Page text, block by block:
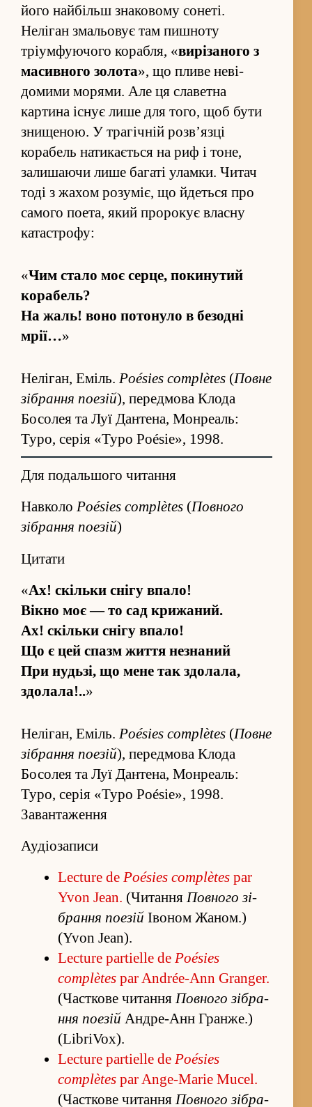
його найбільш знаковому сонеті.
Неліган змальовує там пишноту
тріумфуючого корабля, «вирізаного з
масивного золота», що пливе неві­
домими морями. Але ця славетна
картина існує лише для того, щоб бути
знищеною. У трагічній роз­в’язці
корабель натикається на риф і тоне,
залишаючи лише багаті уламки. Читач
тоді з жахом ро­зуміє, що йдеться про
самого поета, який пророкує власну
ката­строфу:
«Чим стало моє серце, покинутий
корабель?
На жаль! воно потонуло в бе­зо­дні
мрії…»
Неліган, Еміль. Poésies complètes (Повне
зі­бра­ння поезій), перед­мова Клода
Босолея та Луї Дантена, Монреаль:
Typo, серія «Typo Poésie», 1998.
Для подальшого читання
Навколо Poésies complètes (Повного
зібрання поезій)
Цитати
«Ах! скільки снігу впало!
Вікно моє — то сад крижаний.
Ах! скільки снігу впало!
Що є цей спазм жи­ття не­знаний
При нудьзі, що мене так здолала,
здолала!..»
Неліган, Еміль. Poésies complètes (Повне
зі­бра­ння поезій), перед­мова Клода
Босолея та Луї Дантена, Монреаль:
Typo, серія «Typo Poésie», 1998.
Завантаження
Аудіозаписи
Lecture de Poésies complètespar
Yvon Jean. (Чита­ння Повного зі­
бра­ння поезій Івоном Жаном.)
(Yvon Jean).
Lecture partielle de Poésies
complètespar Andrée-Ann Granger.
(Часткове чита­ння Повного зі­бра­
ння поезій Андре-Анн Гранже.)
(LibriVox).
Lecture partielle de Poésies
complètespar Ange-Marie Mucel.
(Часткове чита­ння Повного зі­бра­